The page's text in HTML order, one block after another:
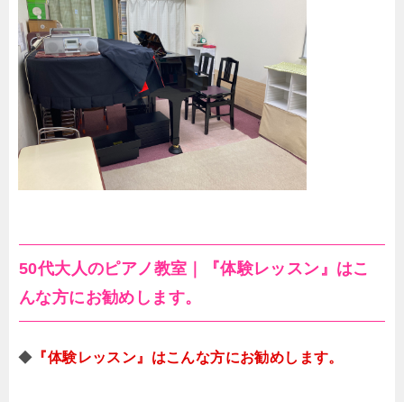
50代大人のピアノ教室｜『体験レッスン』はこ
んな方にお勧めします。
◆ 『体験レッスン』はこんな方にお勧めします。